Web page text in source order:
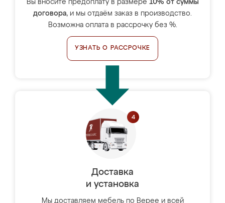
Вы вносите предоплату в размере 10% от суммы
договора, и мы отдаём заказ в производство.
Возможна оплата в рассрочку без %.
УЗНАТЬ О РАССРОЧКЕ
Доставка
и установка
Мы доставляем мебель по Верее и всей